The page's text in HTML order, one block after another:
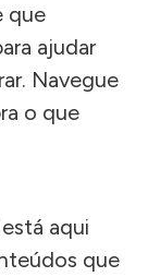
que
ajudar
Navegue
o que
aqui
que